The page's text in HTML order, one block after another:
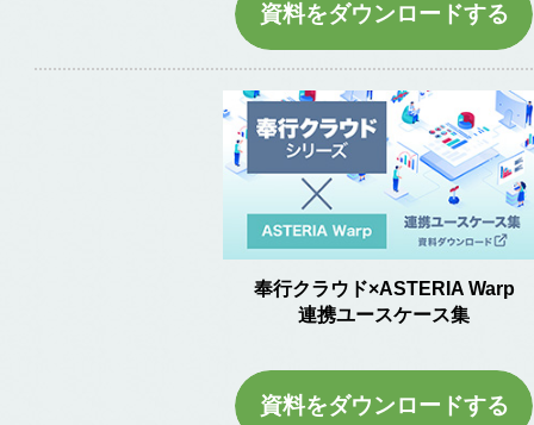
資料をダウンロードする
奉行クラウド×ASTERIA Warp
連携ユースケース集
資料をダウンロードする